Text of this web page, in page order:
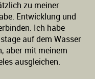
zu meiner
Entwicklung und
Ich habe
auf dem Wasser
aber mit meinem
ausgleichen.